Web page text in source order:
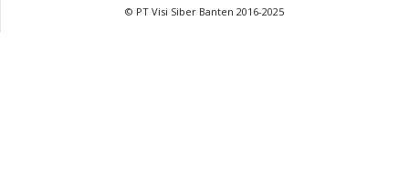
© PT Visi Siber Banten 2016-2025